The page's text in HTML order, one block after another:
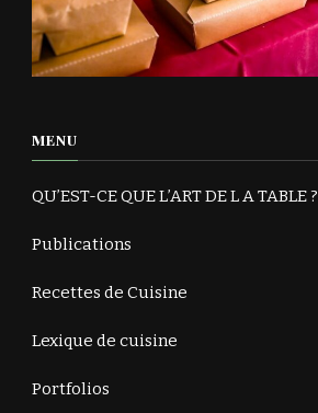
MENU
QU’EST-CE QUE L’ART DE L A TABLE ?
Publications
Recettes de Cuisine
Lexique de cuisine
Portfolios